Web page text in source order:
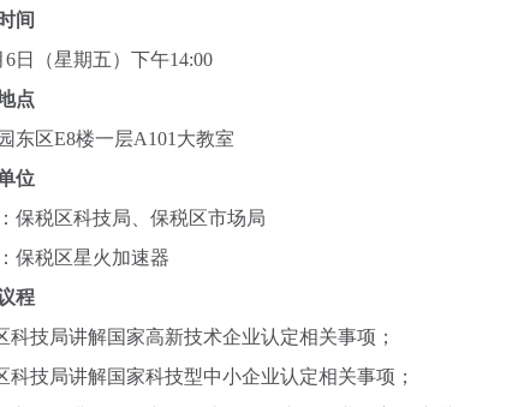
间
日（星期五）下午14:00
点
区E8楼一层A101大教室
位
税区科技局、保税区市场局
税区星火加速器
程
技局讲解国家高新技术企业认定相关事项；
技局讲解国家科技型中小企业认定相关事项；